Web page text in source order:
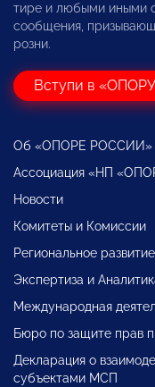
тире и любыми иными
сообщения,
розни.
Вступи в
Об «ОПОРЕ РОССИИ»
Ассоциация «НП
Новости
Комитеты и Комиссии
Региональное развитие
Экспертиза и
Международная
Бюро по защите прав
Декларация о
субъектами МСП